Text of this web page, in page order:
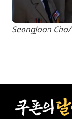
SeongJoon